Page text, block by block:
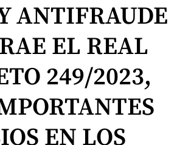
de Baranda
ANTIFRAUDE
EL REAL
249/2023,
EN LOS